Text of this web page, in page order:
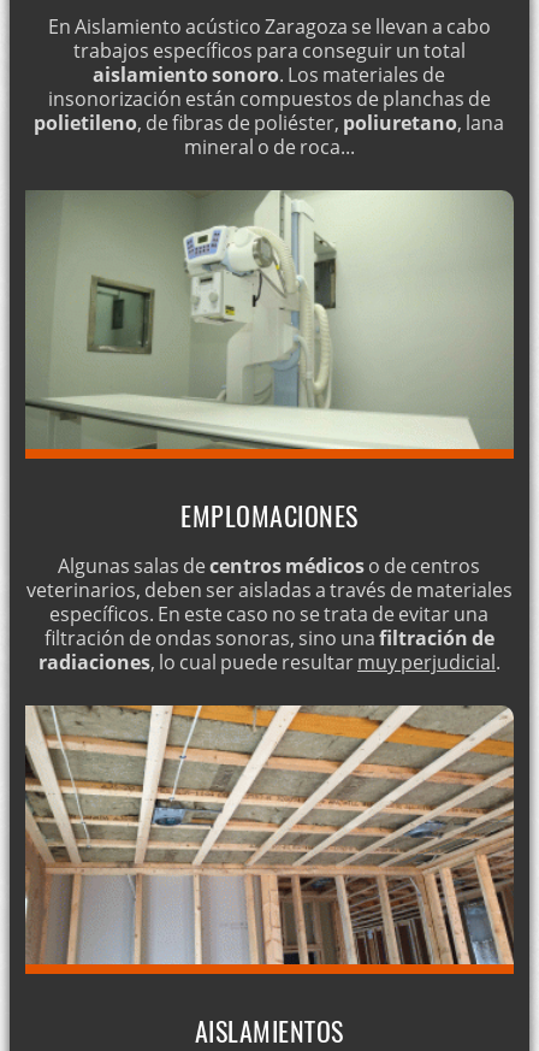
En Aislamiento acústico Zaragoza se llevan a cabo
trabajos específicos para conseguir un total
aislamiento sonoro. Los materiales de
insonorización están compuestos de planchas de
polietileno, de fibras de poliéster, poliuretano, lana
mineral o de roca...
EMPLOMACIONES
Algunas salas decentros médicoso de centros
veterinarios, deben ser aisladas a través de materiales
específicos. En este caso no se trata de evitar una
filtración de ondas sonoras, sino unafiltración de
radiaciones, lo cual puede resultarmuy perjudicial.
AISLAMIENTOS